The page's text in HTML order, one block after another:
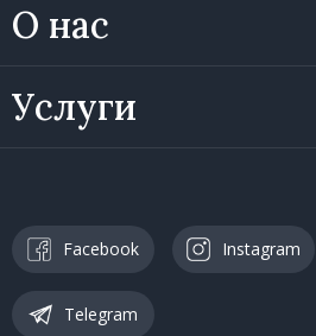
О нас
Услуги
Facebook Instagram
Telegram